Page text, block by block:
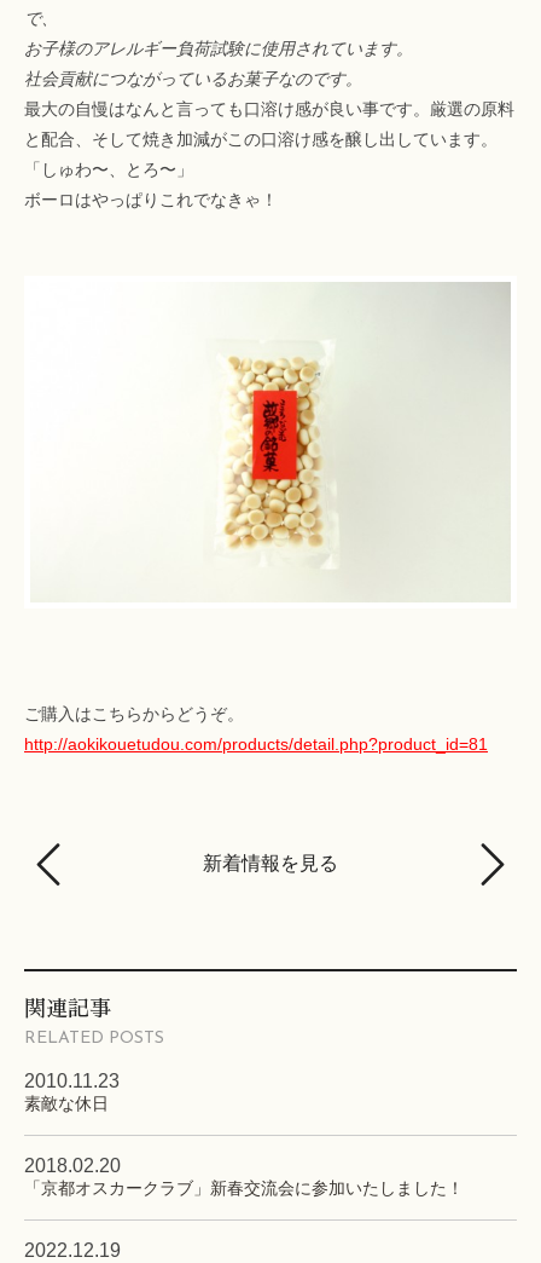
で、
お子様のアレルギー負荷試験に使用されています。
社会貢献につながっているお菓子なのです。
最大の自慢はなんと言っても口溶け感が良い事です。厳選の原料
と配合、そして焼き加減がこの口溶け感を醸し出しています。
「しゅわ〜、とろ〜」
ボーロはやっぱりこれでなきゃ！
ご購入はこちらからどうぞ。
http://aokikouetudou.com/products/detail.php?product_id=81
新着情報を見る
関連記事
RELATED POSTS
2010.11.23
素敵な休日
2018.02.20
「京都オスカークラブ」新春交流会に参加いたしました！
2022.12.19